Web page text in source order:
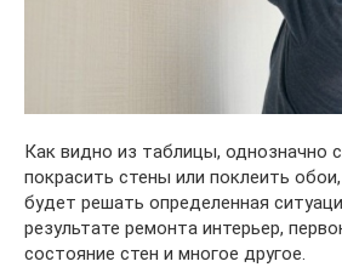
Как видно из таблицы, однозначно
покрасить стены или поклеить
будет решать определенная
результате ремонта интерьер,
состояние стен и многое другое.